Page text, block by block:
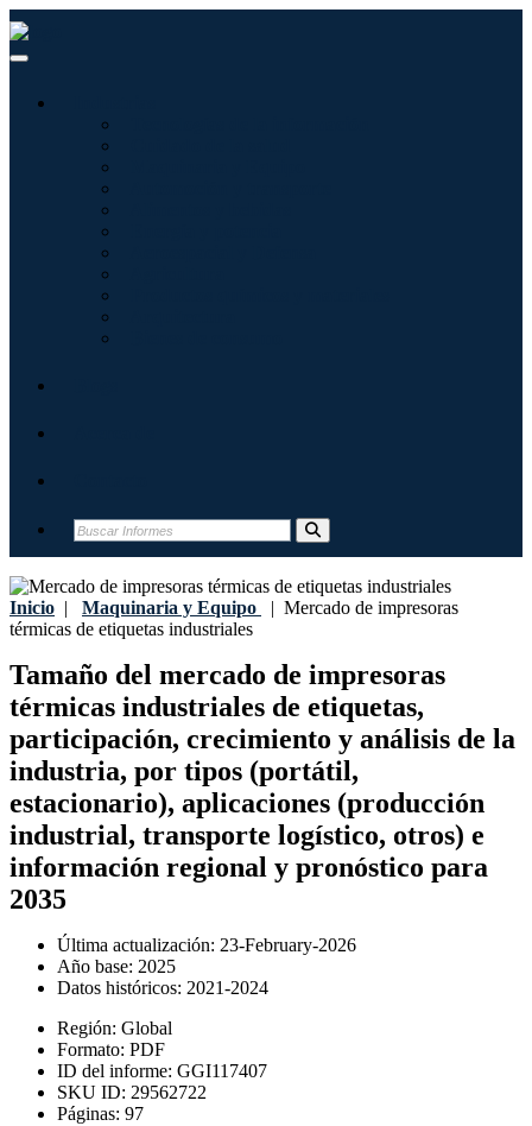
Inicio | Maquinaria y Equipo | Mercado de impresoras
térmicas de etiquetas industriales
Tamaño del mercado de impresoras
térmicas industriales de etiquetas,
participación, crecimiento y análisis de la
industria, por tipos (portátil,
estacionario), aplicaciones (producción
industrial, transporte logístico, otros) e
información regional y pronóstico para
2035
Última actualización: 23-February-2026
Año base: 2025
Datos históricos: 2021-2024
Región: Global
Formato: PDF
ID del informe: GGI117407
SKU ID: 29562722
Páginas: 97